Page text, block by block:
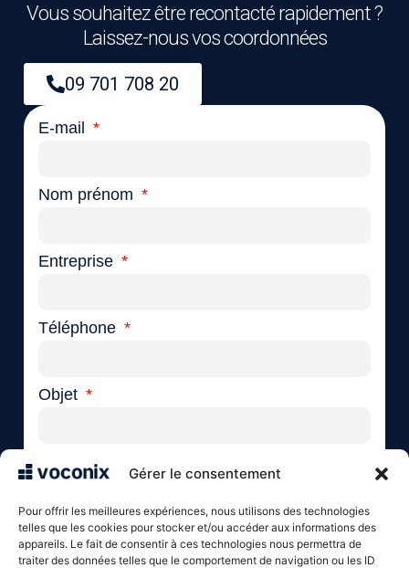
Gérer le consentement
Pour offrir les meilleures expériences, nous utilisons des technologies
telles que les cookies pour stocker et/ou accéder aux informations des
appareils. Le fait de consentir à ces technologies nous permettra de
traiter des données telles que le comportement de navigation ou les ID
Vous souhaitez être recontacté rapidement ?
Laissez-nous vos coordonnées
09 701 708 20
E-mail
Nom prénom
Entreprise
Téléphone
Objet
Votre message